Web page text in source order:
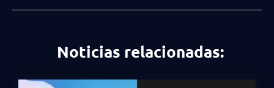
Noticias relacionadas: